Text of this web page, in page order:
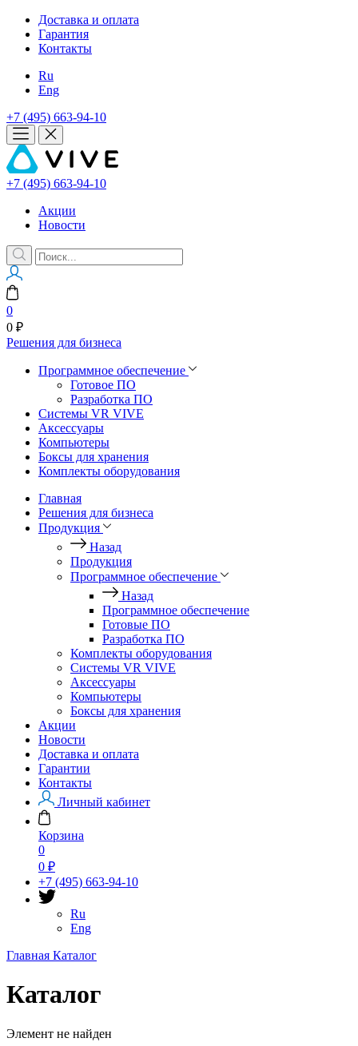
Доставка и оплата
Гарантия
Контакты
Ru
Eng
+7 (495) 663-94-10
+7 (495) 663-94-10
Акции
Новости
0
0 ₽
Решения для бизнеса
Программное обеспечение
Готовое ПО
Разработка ПО
Системы VR VIVE
Аксессуары
Компьютеры
Боксы для хранения
Комплекты оборудования
Главная
Решения для бизнеса
Продукция
Назад
Продукция
Программное обеспечение
Назад
Программное обеспечение
Готовые ПО
Разработка ПО
Комплекты оборудования
Системы VR VIVE
Аксессуары
Компьютеры
Боксы для хранения
Акции
Новости
Доставка и оплата
Гарантии
Контакты
Личный кабинет
Корзина
0
0 ₽
+7 (495) 663-94-10
Ru
Eng
Главная Каталог
Каталог
Элемент не найден